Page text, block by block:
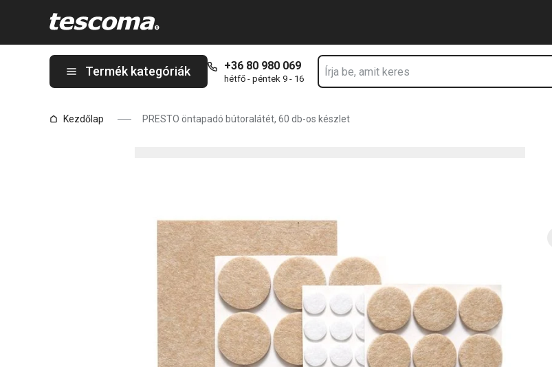
Termék kategóriák +36 80 980 069
hétfő - péntek 9 - 16
Kezdőlap PRESTO öntapadó bútoralátét, 60 db-os készlet